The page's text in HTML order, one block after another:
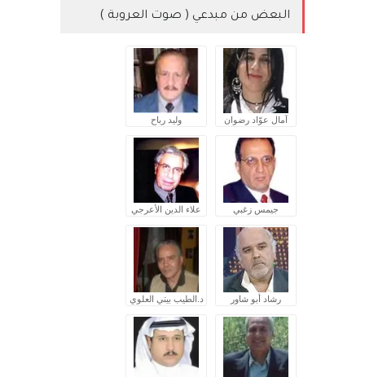
البعض من مبدعي ( صوت العروبة )
آمال عوّاد رضوان وليد رباح
جيمس زغبي علاء الدين الأعرجي
رشاد أبو شاور د.الطيب بيتي العلوي